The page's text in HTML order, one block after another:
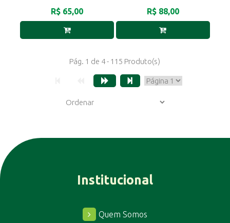
R$ 65,00
R$ 88,00
Pág. 1 de 4 - 115 Produto(s)
Institucional
Quem Somos